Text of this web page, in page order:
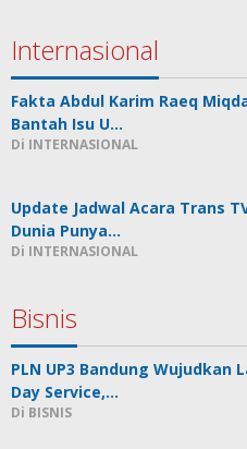
Internasional
Fakta Abdul Karim Raeq
Bantah Isu U…
Di INTERNASIONAL
Update Jadwal Acara Trans
Dunia Punya…
Di INTERNASIONAL
Bisnis
PLN UP3 Bandung Wujudkan
Day Service,…
Di BISNIS